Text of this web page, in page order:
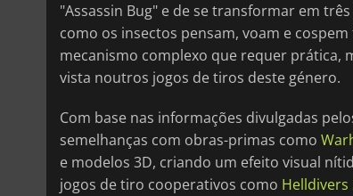
"Assassin Bug" e de se transformar em
como os insectos pensam, voam e
mecanismo complexo que requer prática,
vista noutros jogos de tiros deste género.
Com base nas informações divulgadas
semelhanças com obras-primas como
e modelos 3D, criando um efeito visual
jogos de tiro cooperativos como Helldivers